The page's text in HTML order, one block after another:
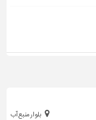
بلوار منبع آب